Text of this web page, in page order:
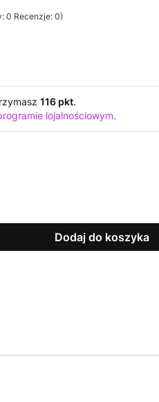
0 Recenzje: 0)
116 pkt.
lojalnościowym.
Dodaj do koszyka